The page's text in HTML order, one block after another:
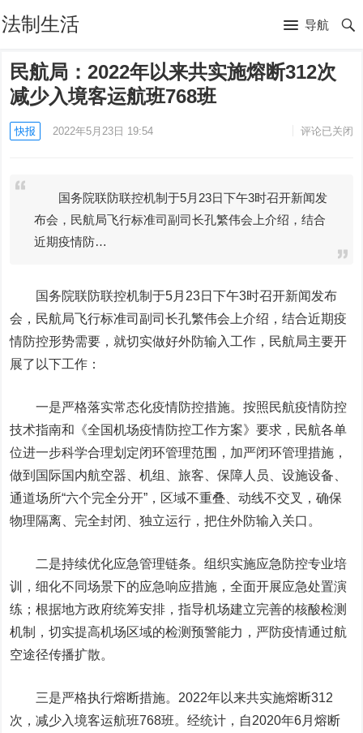
法制生活 导航
民航局：2022年以来共实施熔断312次
减少入境客运航班768班
快报 2022年5月23日 19:54 评论已关闭
国务院联防联控机制于5月23日下午3时召开新闻发
布会，民航局飞行标准司副司长孔繁伟会上介绍，结合
近期疫情防…
国务院联防联控机制于5月23日下午3时召开新闻发布
会，民航局飞行标准司副司长孔繁伟会上介绍，结合近期疫
情防控形势需要，就切实做好外防输入工作，民航局主要开
展了以下工作：
一是严格落实常态化疫情防控措施。按照民航疫情防控
技术指南和《全国机场疫情防控工作方案》要求，民航各单
位进一步科学合理划定闭环管理范围，加严闭环管理措施，
做到国际国内航空器、机组、旅客、保障人员、设施设备、
通道场所“六个完全分开”，区域不重叠、动线不交叉，确保
物理隔离、完全封闭、独立运行，把住外防输入关口。
二是持续优化应急管理链条。组织实施应急防控专业培
训，细化不同场景下的应急响应措施，全面开展应急处置演
练；根据地方政府统筹安排，指导机场建立完善的核酸检测
机制，切实提高机场区域的检测预警能力，严防疫情通过航
空途径传播扩散。
三是严格执行熔断措施。 2022年以来共实施熔断312
次，减少入境客运航班768班。经统计，自2020年6月熔断